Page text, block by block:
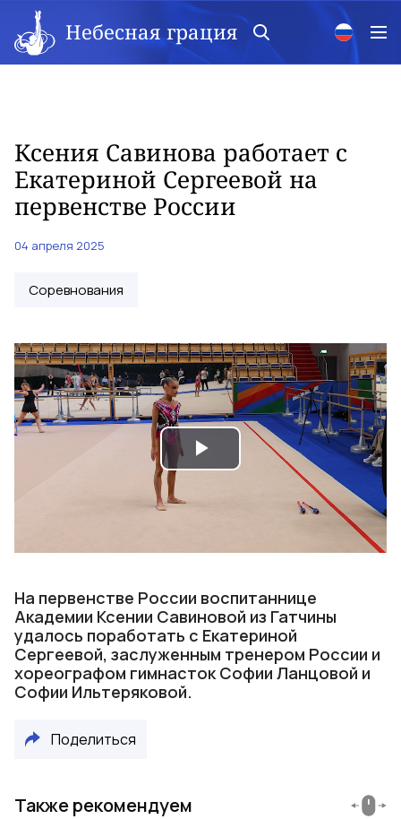
Небесная грация
Ксения Савинова работает с
Екатериной Сергеевой на
первенстве России
04 апреля 2025
Соревнования
Play
На первенстве России воспитаннице
Академии Ксении Савиновой из Гатчины
удалось поработать с Екатериной
Сергеевой, заслуженным тренером России и
хореографом гимнасток Софии Ланцовой и
Софии Ильтеряковой.
Поделиться
Также рекомендуем